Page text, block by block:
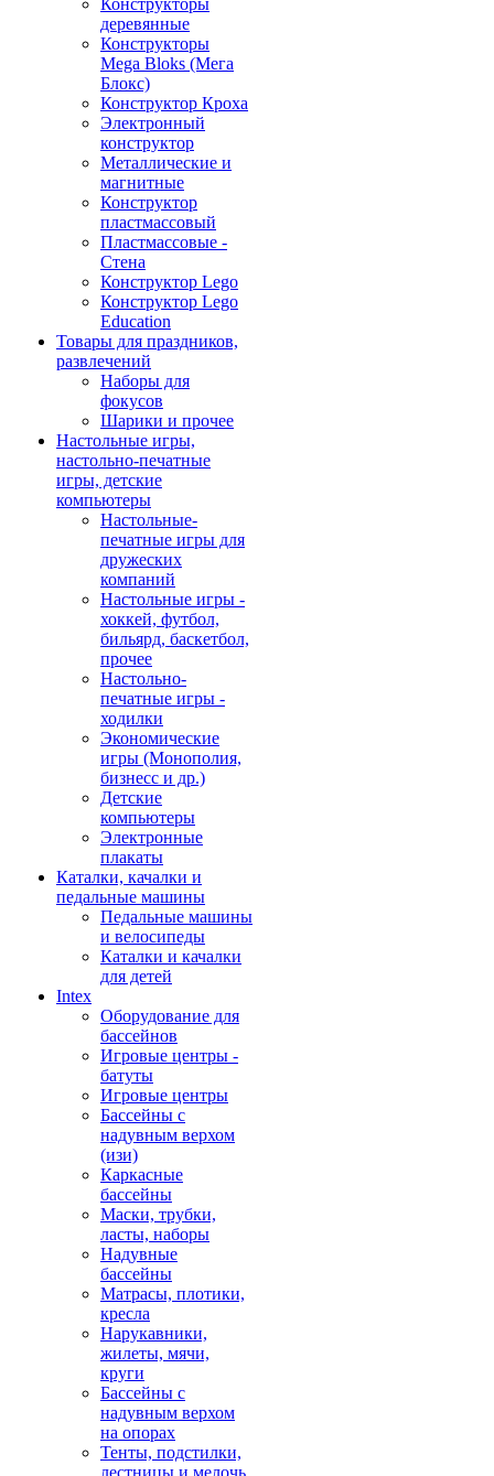
Конструкторы
деревянные
Конструкторы
Mega Bloks (Мега
Блокс)
Конструктор Кроха
Электронный
конструктор
Металлические и
магнитные
Конструктор
пластмассовый
Пластмассовые -
Стена
Конструктор Lego
Конструктор Lego
Education
Товары для праздников,
развлечений
Наборы для
фокусов
Шарики и прочее
Настольные игры,
настольно-печатные
игры, детские
компьютеры
Настольные-
печатные игры для
дружеских
компаний
Настольные игры -
хоккей, футбол,
бильярд, баскетбол,
прочее
Настольно-
печатные игры -
ходилки
Экономические
игры (Монополия,
бизнесс и др.)
Детские
компьютеры
Электронные
плакаты
Каталки, качалки и
педальные машины
Педальные машины
и велосипеды
Каталки и качалки
для детей
Intex
Оборудование для
бассейнов
Игровые центры -
батуты
Игровые центры
Бассейны с
надувным верхом
(изи)
Каркасные
бассейны
Маски, трубки,
ласты, наборы
Надувные
бассейны
Матрасы, плотики,
кресла
Нарукавники,
жилеты, мячи,
круги
Бассейны с
надувным верхом
на опорах
Тенты, подстилки,
лестницы и мелочь